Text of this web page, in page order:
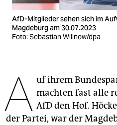
shop
fragen & hilfe
genossenschaft
epaper login
AfD-Mitglieder sehen sich im
Magdeburg am 30.07.2023
Foto: Sebastian Willnow/dpa
A uf ihrem
machten fast alle
AfD den Hof.
der Partei, war der